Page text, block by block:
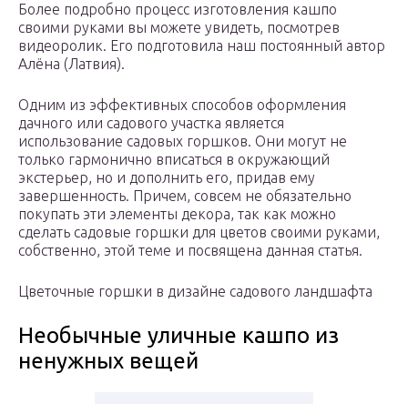
Более подробно процесс изготовления кашпо
своими руками вы можете увидеть, посмотрев
видеоролик. Его подготовила наш постоянный автор
Алёна (Латвия).
Одним из эффективных способов оформления
дачного или садового участка является
использование садовых горшков. Они могут не
только гармонично вписаться в окружающий
экстерьер, но и дополнить его, придав ему
завершенность. Причем, совсем не обязательно
покупать эти элементы декора, так как можно
сделать садовые горшки для цветов своими руками,
собственно, этой теме и посвящена данная статья.
Цветочные горшки в дизайне садового ландшафта
Необычные уличные кашпо из
ненужных вещей